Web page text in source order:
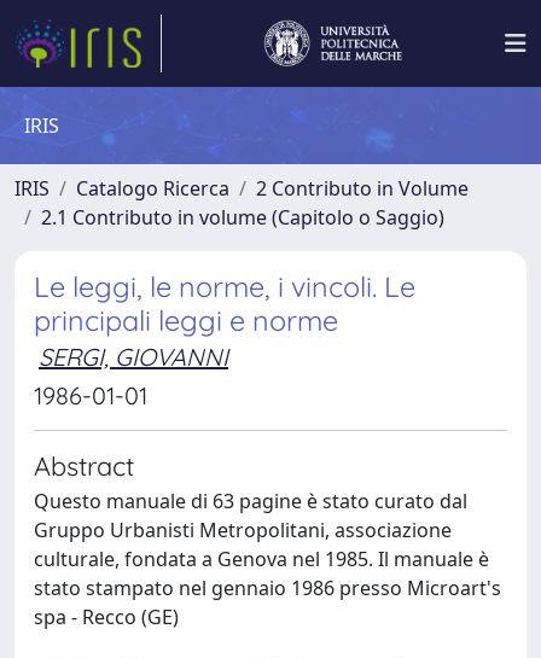
IRIS
IRIS Catalogo Ricerca
2 Contributo in Volume
2.1 Contributo in volume (Capitolo o Saggio)
Le leggi, le norme, i vincoli. Le
principali leggi e norme
SERGI, GIOVANNI
1986-01-01
Abstract
Questo manuale di 63 pagine è stato curato dal
Gruppo Urbanisti Metropolitani, associazione
culturale, fondata a Genova nel 1985. Il manuale è
stato stampato nel gennaio 1986 presso Microart's
spa - Recco (GE)